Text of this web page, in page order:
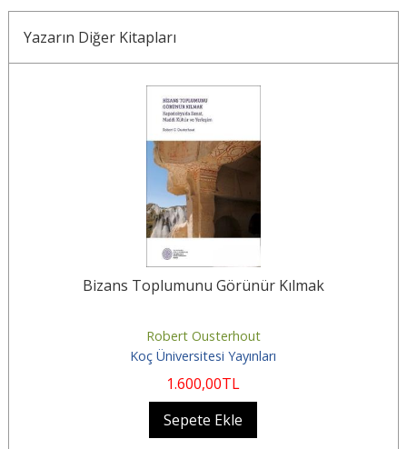
Yazarın Diğer Kitapları
Bizans Toplumunu Görünür Kılmak
Robert Ousterhout
Koç Üniversitesi Yayınları
1.600,00TL
Sepete Ekle